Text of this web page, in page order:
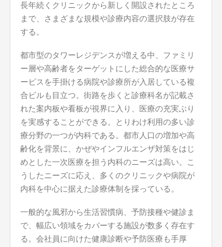
長年続くクリニックから新しく開設されたところ
まで、さまざまな規模や診療内容の選択肢が存在
する。
都市型のタワーレジデンスが増える中、ファミリ
ー層や高齢者をターゲットにした総合的な医療サ
ービスを手掛ける病院や診療所が入居している複
合ビルも目立つ。街路を歩くと診療科名が記載さ
れた案内板や看板が視界に入り、医療の充実ぶり
を実感することができる。とりわけ利用の多い診
療分野の一つが内科である。都市人口の増加や高
齢化を背景に、かぜやインフルエンザ対策をはじ
めとした一次医療を担う内科のニーズは高い。こ
うしたニーズに応え、多くのクリニックや病院が
内科を中心に据えた診療体制を採っている。
一般的な風邪から生活習慣病、予防接種や健診ま
で、幅広い領域をカバーする施設が数多く存在す
る。会社員に向けた健康診断や予防医療も手厚